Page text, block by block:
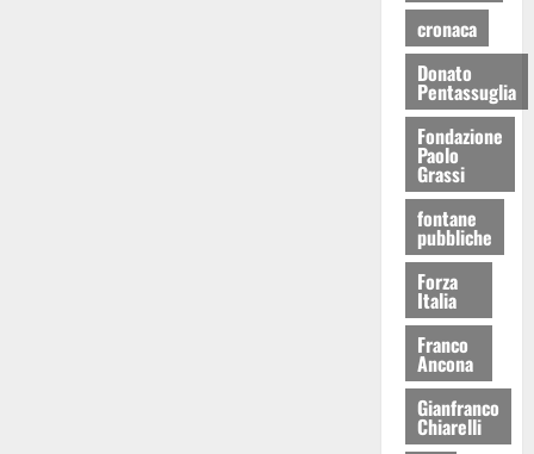
cronaca
Donato
Pentassuglia
Fondazione
Paolo
Grassi
fontane
pubbliche
Forza
Italia
Franco
Ancona
Gianfranco
Chiarelli